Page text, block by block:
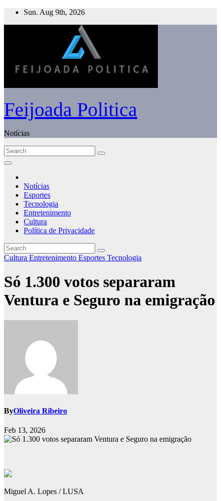
Skip
Sun. Aug 9th, 2026
Feijoada Politica
Notícias
Notícias
Esportes
Tecnologia
Entretenimento
Cultura
Política de Privacidade
Cultura Entretenimento Esportes Tecnologia
Só 1.300 votos separaram
Ventura e Seguro na emigração
ByOliveira Ribeiro
Feb 13, 2026
Miguel A. Lopes / LUSA